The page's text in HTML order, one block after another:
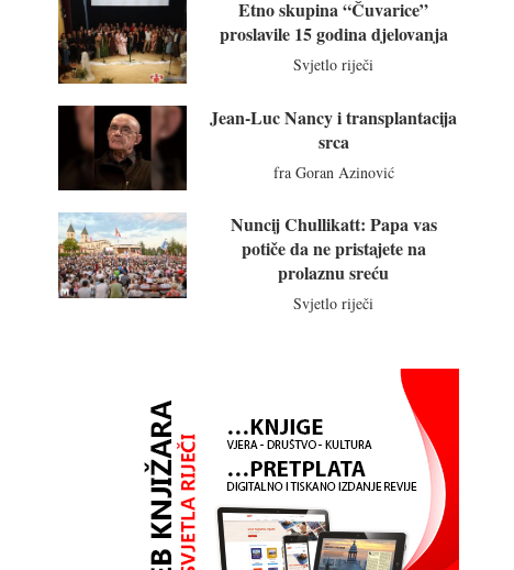
Etno skupina “Čuvarice”
proslavile 15 godina djelovanja
Svjetlo riječi
Jean-Luc Nancy i transplantacija
srca
fra Goran Azinović
Nuncij Chullikatt: Papa vas
potiče da ne pristajete na
prolaznu sreću
Svjetlo riječi